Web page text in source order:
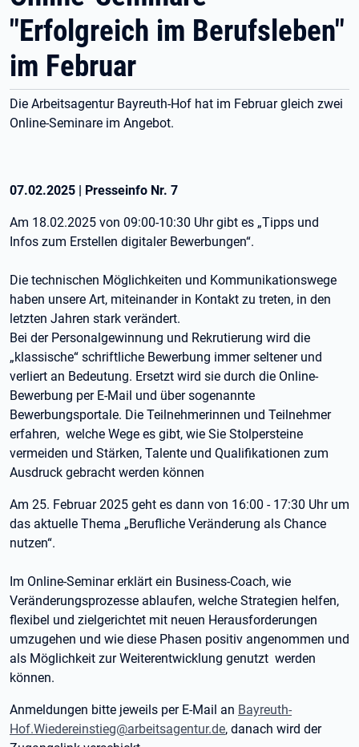
"Erfolgreich im Berufsleben"
im Februar
Die Arbeitsagentur Bayreuth-Hof hat im Februar gleich zwei
Online-Seminare im Angebot.
07.02.2025 | Presseinfo Nr. 7
Am 18.02.2025 von 09:00-10:30 Uhr gibt es „Tipps und
Infos zum Erstellen digitaler Bewerbungen“.
Die technischen Möglichkeiten und Kommunikationswege
haben unsere Art, miteinander in Kontakt zu treten, in den
letzten Jahren stark verändert.
Bei der Personalgewinnung und Rekrutierung wird die
„klassische“ schriftliche Bewerbung immer seltener und
verliert an Bedeutung. Ersetzt wird sie durch die Online-
Bewerbung per E-Mail und über sogenannte
Bewerbungsportale. Die Teilnehmerinnen und Teilnehmer
erfahren, welche Wege es gibt, wie Sie Stolpersteine
vermeiden und Stärken, Talente und Qualifikationen zum
Ausdruck gebracht werden können
Am 25. Februar 2025 geht es dann von 16:00 - 17:30 Uhr um
das aktuelle Thema „Berufliche Veränderung als Chance
nutzen“.
Im Online-Seminar erklärt ein Business-Coach, wie
Veränderungsprozesse ablaufen, welche Strategien helfen,
flexibel und zielgerichtet mit neuen Herausforderungen
umzugehen und wie diese Phasen positiv angenommen und
als Möglichkeit zur Weiterentwicklung genutzt werden
können.
Anmeldungen bitte jeweils per E-Mail an Bayreuth-
Hof.Wiedereinstieg@arbeitsagentur.de, danach wird der